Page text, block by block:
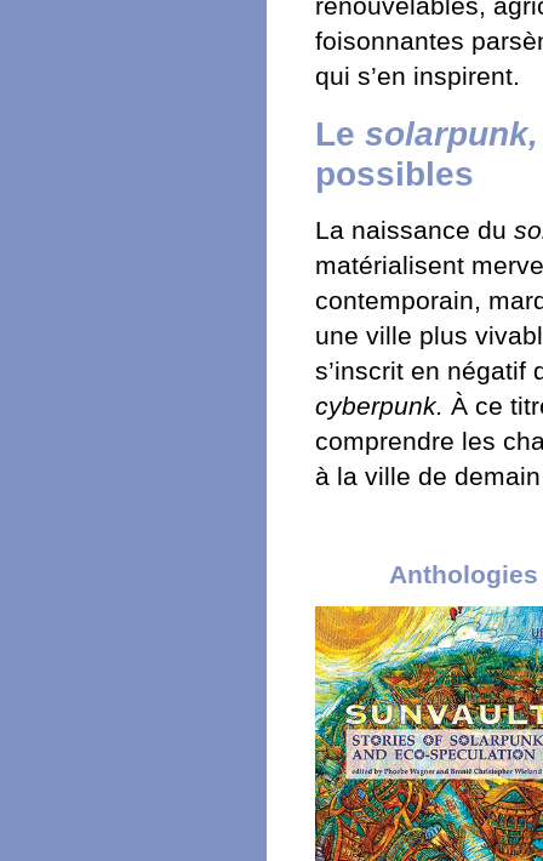
foisonnantes
qui s’en inspirent.
Le solarpunk,
possibles
La naissance du
matérialisent
contemporain,
une ville plus
s’inscrit en négatif
cyberpunk. À ce
comprendre les
à la ville de